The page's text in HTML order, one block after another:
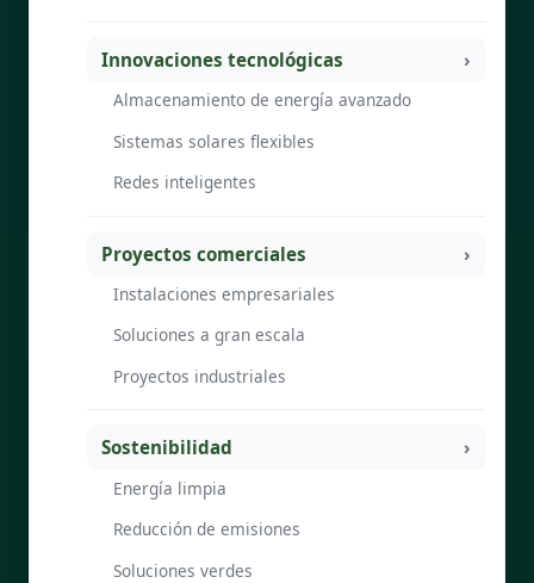
Innovaciones tecnológicas
Almacenamiento de energía avanzado
Sistemas solares flexibles
Redes inteligentes
Proyectos comerciales
Instalaciones empresariales
Soluciones a gran escala
Proyectos industriales
Sostenibilidad
Energía limpia
Reducción de emisiones
Soluciones verdes